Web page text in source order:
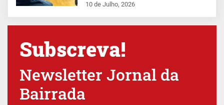
10 de Julho, 2026
Subscreva!
Newsletter Jornal da
Bairrada